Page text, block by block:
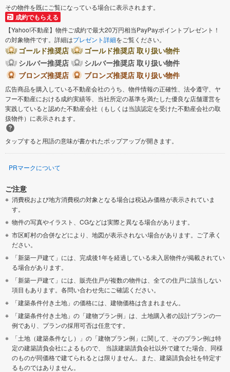
その物件を既にご覧になっている場合に表示されます。
成約でもらえる
【Yahoo!不動産】物件ご成約で最大20万円相当PayPayポイントプレゼント！
の対象物件です。詳細はプレゼント詳細をご覧ください。
ゴールド推奨店
ゴールド推奨店 取り扱い物件
シルバー推奨店
シルバー推奨店 取り扱い物件
ブロンズ推奨店
ブロンズ推奨店 取り扱い物件
広告商品を購入している不動産会社のうち、物件情報の正確性、法令遵守、ヤ
フー不動産における成約実績等、当社所定の基準を満たした優良な店舗運営を
実践していると認めた不動産会社（もしくは当該認定を受けた不動産会社の取
扱物件）に表示されます。
タップすると用語の意味が書かれたポップアップが開きます。
PRマークについて
ご注意
消費税および地方消費税の対象となる場合は税込み価格が表示されていま
す。
物件の写真やイラスト、CGなどは実際と異なる場合があります。
市区町村の合併などにより、地図が表示されない場合があります。ご了承く
ださい。
「新築一戸建て」には、完成後1年を経過している未入居物件が掲載されてい
る場合があります。
「新築一戸建て」には、販売住戸が複数の物件は、全ての住戸に該当しない
項目もあります。各問い合わせ先にご確認ください。
「建築条件付き土地」の価格には、建物価格は含まれません。
「建築条件付き土地」の「建物プラン例」は、土地購入者の設計プランの一
例であり、プランの採用可否は任意です。
「土地（建築条件なし）」の「建物プラン例」に関して、そのプラン例は特
定の建築請負会社によるもので、 当該建築請負会社以外で建てた場合、同様
のものが同価格で建てられるとは限りません。また、建築請負会社を特定す
るものではありません。